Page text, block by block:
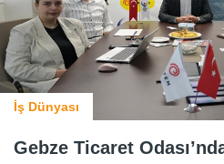
İş Dünyası
Gebze Ticaret